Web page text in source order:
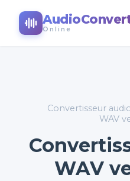
Online
Convertisseur
WAV
WAV